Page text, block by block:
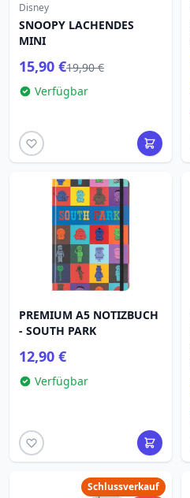
Disney
SNOOPY LACHENDES
MINI
15,90 €19,90 €
Verfügbar
PREMIUM A5 NOTIZBUCH
- SOUTH PARK
12,90 €
Verfügbar
Schlussverkauf